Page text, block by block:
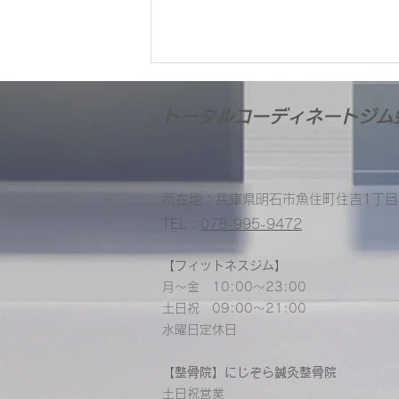
8月の営業カレンダーとお盆休
お知らせ📢
トータルコーディネート​ジム
所在地：​​兵庫県明石市魚住町住吉1丁
TEL： 078-995-9472
【フィットネスジム】
月～金 10:00～23:00
​土日祝 09:00～21:00
水曜日定休日
【整骨院】にじぞら鍼灸整骨院
土日祝営業